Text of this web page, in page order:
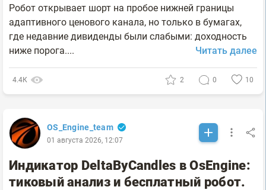
Робот открывает шорт на пробое нижней границы
адаптивного ценового канала, но только в бумагах,
где недавние дивиденды были слабыми: доходность
ниже порога....
Читать далее
4.4К 2 0 10
OS_Engine_team
01 августа 2026, 12:07
Индикатор DeltaByCandles в OsEngine:
тиковый анализ и бесплатный робот.